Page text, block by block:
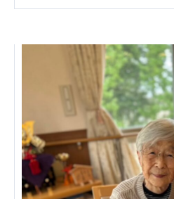
医療法人社団 鴻愛会
こうのす共生病院
OKP with Life クリニック
こうのすナーシングホーム共生園
あげお共生の家
医療法人 京都翔医会
西京都病院
西京都クリニック